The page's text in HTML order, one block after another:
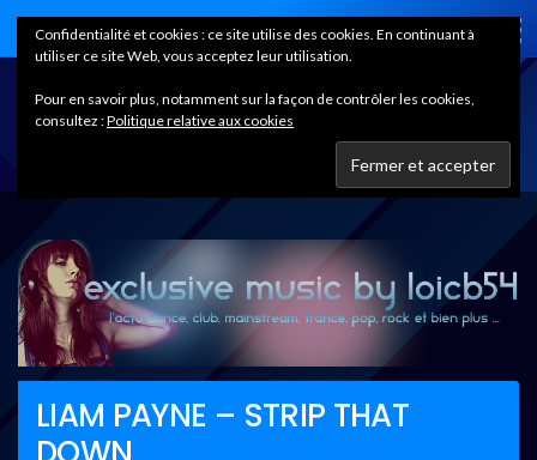
Home
LIAM PAYNE – STRIP THAT
Confidentialité et cookies : ce site utilise des cookies. En continuant à
utiliser ce site Web, vous acceptez leur utilisation.
Pour en savoir plus, notamment sur la façon de contrôler les cookies,
consultez :Politique relative aux cookies